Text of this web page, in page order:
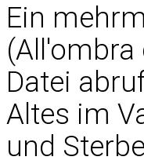
Ein
Datei
Altes im
und